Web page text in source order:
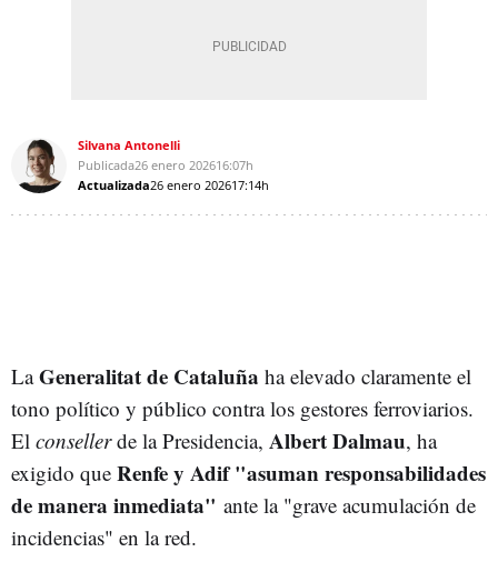
Silvana Antonelli
Publicada26 enero 202616:07h
Actualizada26 enero 202617:14h
LaGeneralitat de Cataluña ha elevado claramente el
tono político y público contra los gestores ferroviarios.
El consellerde la Presidencia, Albert Dalmau, ha
exigido que Renfe y Adif "asuman responsabilidades
de manera inmediata" ante la "grave acumulación de
incidencias" en la red.